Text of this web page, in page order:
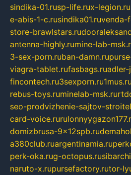
sindika-01.rusp-life.rux-legion.ru
e-abis-1-c.rusindika01.ruvenda-
store-brawlstars.ru
antenna-highly.rumine-lab-
3-sex-porn.ruban-damn.ru
viagra-tablet.rufasbags.ruadler-
fincontech.ru3sexporn.ru1mus.ru
rebus-toys.ruminelab-msk.ru
seo-prodvizhenie-sajtov-
card-voice.ru
domizbrusa-9x12spb.ru
a380club.ruargentinamia.ru
perk-oka.rug-octopus.ru
naruto-x.rupursefactory.rutor-